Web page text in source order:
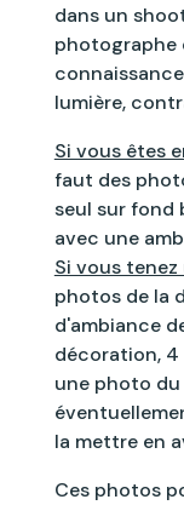
dans un
photographe
lumière,
Si vous êtes
faut des
seul sur fond
avec une
Si vous
photos de la
d'ambiance
décoration,
une photo
la mettre en
Ces photos